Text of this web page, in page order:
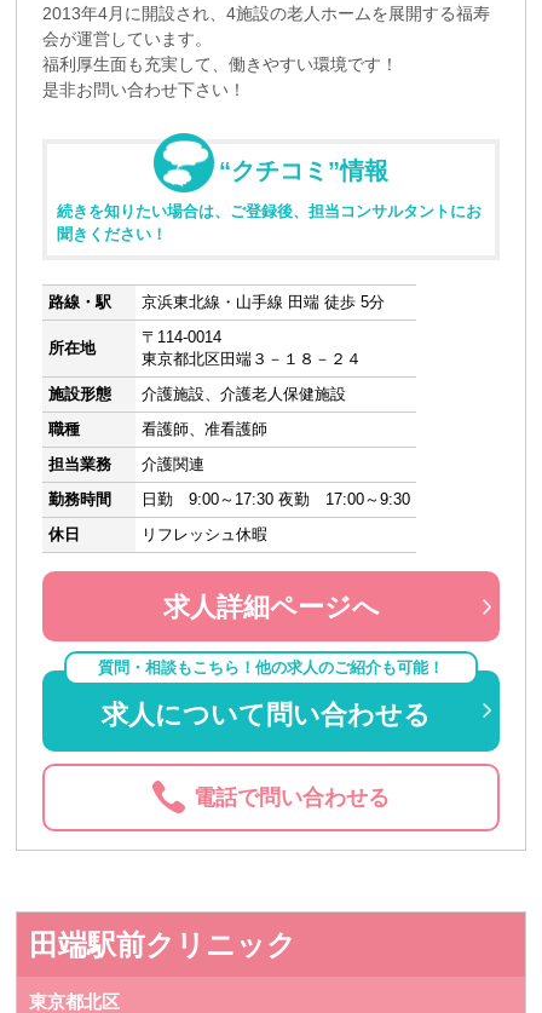
2013年4月に開設され、4施設の老人ホームを展開する福寿
会が運営しています。
福利厚生面も充実して、働きやすい環境です！
是非お問い合わせ下さい！
“クチコミ”情報
続きを知りたい場合は、ご登録後、担当コンサルタントにお
聞きください！
路線・駅 京浜東北線・山手線 田端 徒歩 5分
所在地
〒114-0014
東京都北区田端３－１８－２４
施設形態
介護施設、介護老人保健施設
職種
看護師、准看護師
担当業務
介護関連
勤務時間
日勤 9:00～17:30 夜勤 17:00～9:30
休日
リフレッシュ休暇
求人詳細ページへ
質問・相談もこちら！他の求人のご紹介も可能！
求人について問い合わせる
電話で問い合わせる
田端駅前クリニック
東京都北区